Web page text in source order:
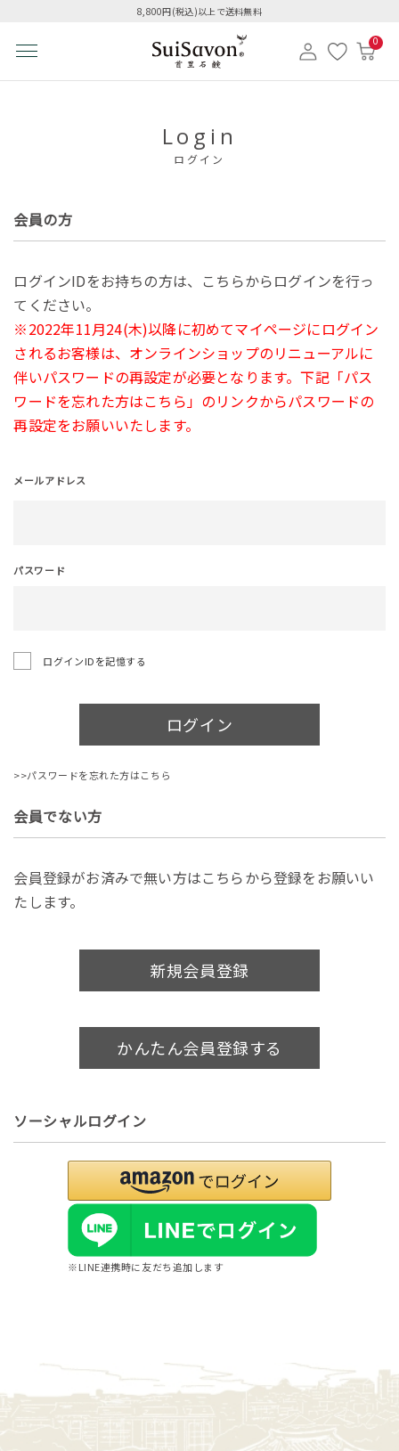
8,800円(税込)以上で送料無料
0
Login
ログイン
会員の方
ログインIDをお持ちの方は、こちらからログインを行っ
てください。
※2022年11月24(木)以降に初めてマイページにログイン
されるお客様は、オンラインショップのリニューアルに
伴いパスワードの再設定が必要となります。下記「パス
ワードを忘れた方はこちら」のリンクからパスワードの
再設定をお願いいたします。
メールアドレス
パスワード
ログインIDを記憶する
ログイン
>>パスワードを忘れた方はこちら
会員でない方
会員登録がお済みで無い方はこちらから登録をお願いい
たします。
新規会員登録
かんたん会員登録する
ソーシャルログイン
※LINE連携時に友だち追加します